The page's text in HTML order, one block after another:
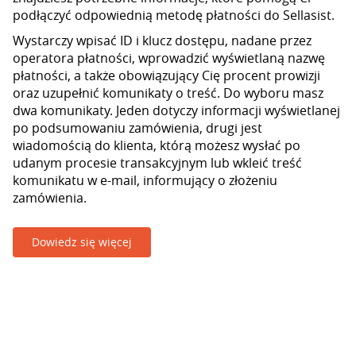
podłączyć odpowiednią metodę płatności do Sellasist.
Wystarczy wpisać ID i klucz dostępu, nadane przez
operatora płatności, wprowadzić wyświetlaną nazwę
płatności, a także obowiązujący Cię procent prowizji
oraz uzupełnić komunikaty o treść. Do wyboru masz
dwa komunikaty. Jeden dotyczy informacji wyświetlanej
po podsumowaniu zamówienia, drugi jest
wiadomością do klienta, którą możesz wysłać po
udanym procesie transakcyjnym lub wkleić treść
komunikatu w e-mail, informujący o złożeniu
zamówienia.
Dowiedz się więcej